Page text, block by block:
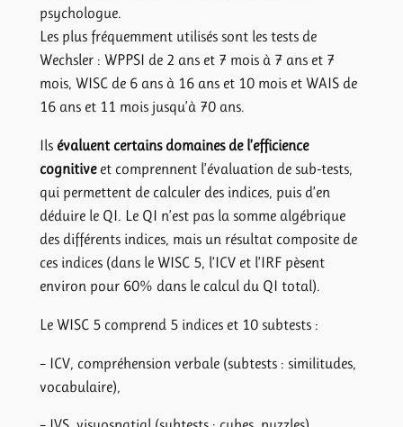
psychologue.
Les plus fréquemment utilisés sont les tests de
Wechsler : WPPSI de 2 ans et 7 mois à 7 ans et 7
mois, WISC de 6 ans à 16 ans et 10 mois et WAIS de
16 ans et 11 mois jusqu’à 70 ans.
Ils évaluent certains domaines de l’efficience
cognitiveet comprennent l’évaluation de sub-tests,
qui permettent de calculer des indices, puis d’en
déduire le QI. Le QI n’est pas la somme algébrique
des différents indices, mais un résultat composite de
ces indices (dans le WISC 5, l’ICV et l’IRF pèsent
environ pour 60% dans le calcul du QI total).
Le WISC 5 comprend 5 indices et 10 subtests :
– ICV, compréhension verbale (subtests : similitudes,
vocabulaire),